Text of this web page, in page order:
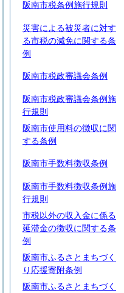
阪南市税条例施行規則
災害による被災者に対す
る市税の減免に関する条
例
阪南市税政審議会条例
阪南市税政審議会条例施
行規則
阪南市使用料の徴収に関
する条例
阪南市手数料徴収条例
阪南市手数料徴収条例施
行規則
市税以外の収入金に係る
延滞金の徴収に関する条
例
阪南市ふるさとまちづく
り応援寄附条例
阪南市ふるさとまちづく